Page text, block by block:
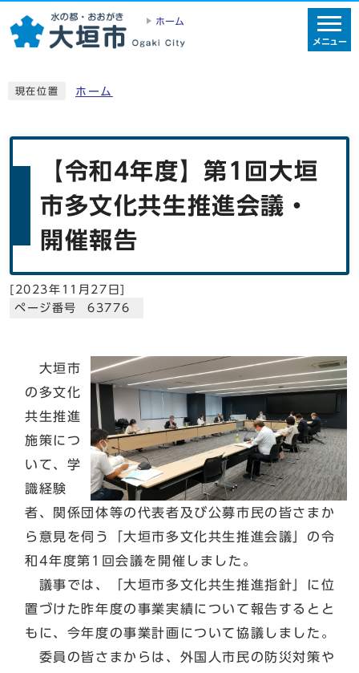
ホーム
メニュー
現在位置 ホーム
【令和4年度】第1回大垣
市多文化共生推進会議・
開催報告
[ 2023年11月27日]
ページ番号 63776
大垣市
の多文化
共生推進
施策につ
いて、学
識経験
者、関係団体等の代表者及び公募市民の皆さまか
ら意見を伺う「大垣市多文化共生推進会議」の令
和4年度第1回会議を開催しました。
議事では、「大垣市多文化共生推進指針」に位
置づけた昨年度の事業実績について報告するとと
もに、今年度の事業計画について協議しました。
委員の皆さまからは、外国人市民の防災対策や